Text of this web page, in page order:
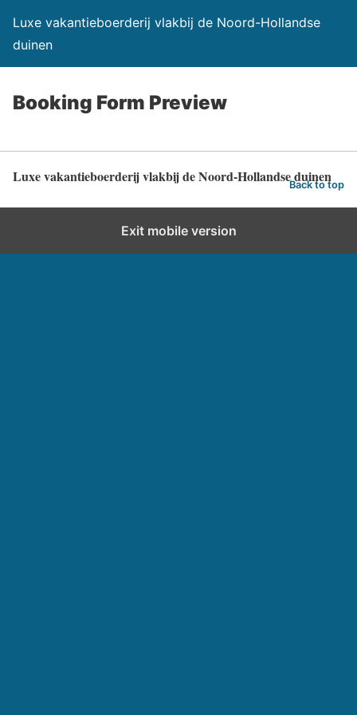
Luxe vakantieboerderij vlakbij de Noord-Hollandse
duinen
Booking Form Preview
Luxe vakantieboerderij vlakbij de Noord-Hollandse duinen
Back to top
Exit mobile version